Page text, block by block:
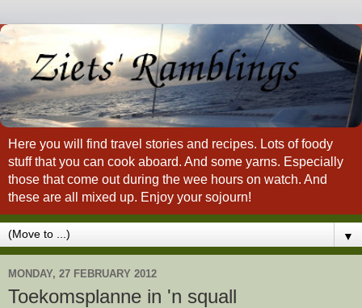
Here you will find travel stories and recipes. Lots of foody
stuff that you can cook aboard. And some yarns. Especially
those that come out during the wee hours on watch. And
these are all mixed up. Enjoy your sojourn!
▼
MONDAY, 27 FEBRUARY 2012
Toekomsplanne in 'n squall